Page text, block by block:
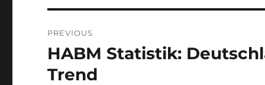
navigation
PREVIOUS
Previous
post:
HABM Statistik:
Trend